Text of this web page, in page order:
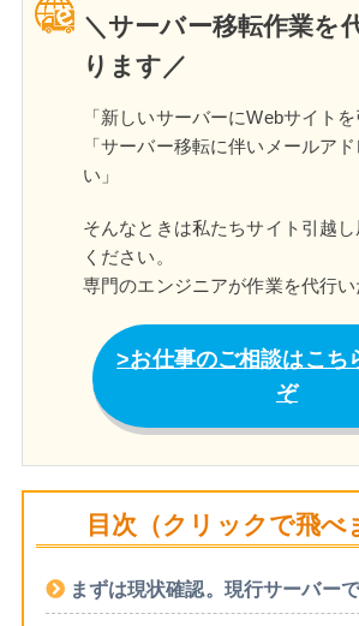
＼サーバー移転作業を
ります／
「新しいサーバーにWebサイトを
「サーバー移転に伴いメールア
い」
そんなときは私たちサイト引越
ください。
専門のエンジニアが作業を代行い
お仕事のご相談はこち
ぞ
目次（クリックで飛べ
まずは現状確認。現行サーバー